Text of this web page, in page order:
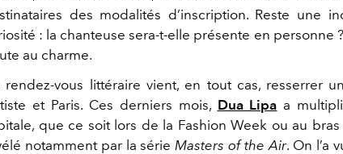
des modalités d’inscription. Reste une
: la chanteuse sera-t-elle présente en personne
au charme.
rendez-vous littéraire vient, en tout cas, resserrer
et Paris. Ces derniers mois, Dua Lipa a
que ce soit lors de la Fashion Week ou au bras
notamment par la série Masters of the Air. On l’a